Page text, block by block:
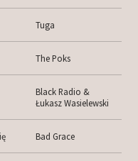
Tuga
The Poks
Black Radio &
Łukasz Wasielewski
Bad Grace